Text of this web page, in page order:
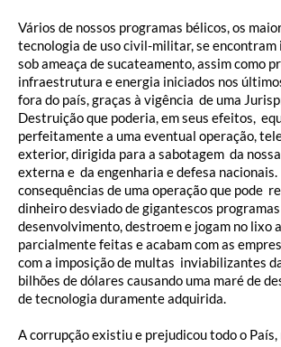
Vários de nossos programas bélicos, os
tecnologia de uso civil-militar, se
sob ameaça de sucateamento, assim como
infraestrutura e energia iniciados nos
fora do país, graças à vigência de uma
Destruição que poderia, em seus efeitos,
perfeitamente a uma eventual operação,
exterior, dirigida para a sabotagem da
externa e da engenharia e defesa
consequências de uma operação que pode
dinheiro desviado de gigantescos
desenvolvimento, destroem e jogam no lixo
parcialmente feitas e acabam com as
com a imposição de multas inviabilizantes
bilhões de dólares causando uma maré de
de tecnologia duramente adquirida.
A corrupção existiu e prejudicou todo o País,